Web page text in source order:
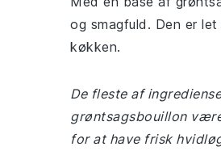
og smagfuld. Den er
køkken.
De fleste af
grøntsagsbouillon
for at have frisk